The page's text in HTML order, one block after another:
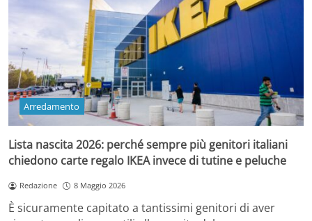
Arredamento
Lista nascita 2026: perché sempre più genitori italiani
chiedono carte regalo IKEA invece di tutine e peluche
Redazione 8 Maggio 2026
È sicuramente capitato a tantissimi genitori di aver